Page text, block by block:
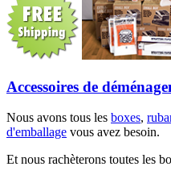
Accessoires de
Nous avons tous les boxes,
d'emballage vous avez besoin.
Et nous rachèterons toutes les